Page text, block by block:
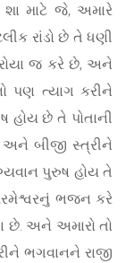
શા માટે જે, અમારે
રાંડો છે તે ધણી
રોયા જ કરે છે, અને
પણ ત્યાગ કરીને
છે તે પોતાની
અને બીજી સ્ત્રીને
પુરુષ હોય તે
ભજન કરે
છે. અને અમારો તો
ભગવાનને રાજી